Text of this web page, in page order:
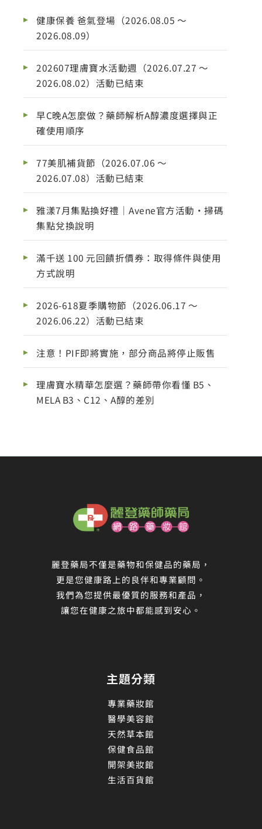
健康保養 爸氣登場（2026.08.05 ～
2026.08.09）
202607理膚寶水活動週（2026.07.27 ～
2026.08.02）活動已結束
早C晚A怎麼做？藥師解析A醇濃度選擇與正
確使用順序
77美肌補貨節（2026.07.06 ～
2026.07.08）活動已結束
雅漾7月集點換好禮｜Avene官方活動・掃碼
集點兌換說明
滿千送 100 元回饋折價券：取得條件與使用
方式說明
2026-618夏季購物節（2026.06.17 ～
2026.06.22）活動已結束
注意！PIF即將實施，部分商品將停止販售
理膚寶水精華怎麼選？藥師帶你看懂 B5、
MELA B3、C12、A醇的差別
麗登藥局不僅是藥物和保健品的藥局，
更是您健康路上的良伴和專業顧問。
我們為您提供最優質的服務和產品，
讓您在健康之旅中都能感到安心。
主題分類
專業藥妝館
醫學美容館
天然草本館
保健食品館
開架美妝館
生活百貨館